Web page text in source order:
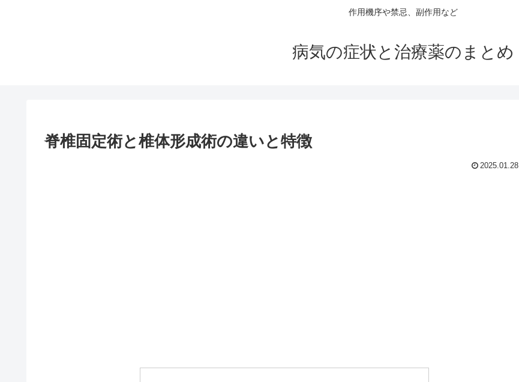
作用機序や禁忌、副作用など
病気の症状と治療薬のまとめ
脊椎固定術と椎体形成術の違いと特徴
2025.01.28